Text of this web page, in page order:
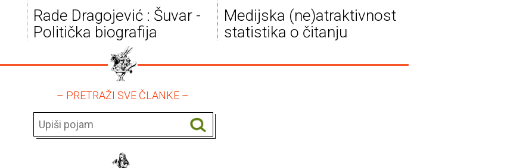
Rade Dragojević : Šuvar -
Politička biografija
Medijska (ne)atraktivnost
statistika o čitanju
– PRETRAŽI SVE ČLANKE –